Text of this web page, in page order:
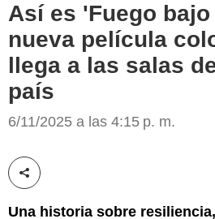
Así es 'Fuego
nueva película
llega a las salas
país
6/11/2025 a las 4:15 p. m.
Compartir esta noticia
Una historia sobre